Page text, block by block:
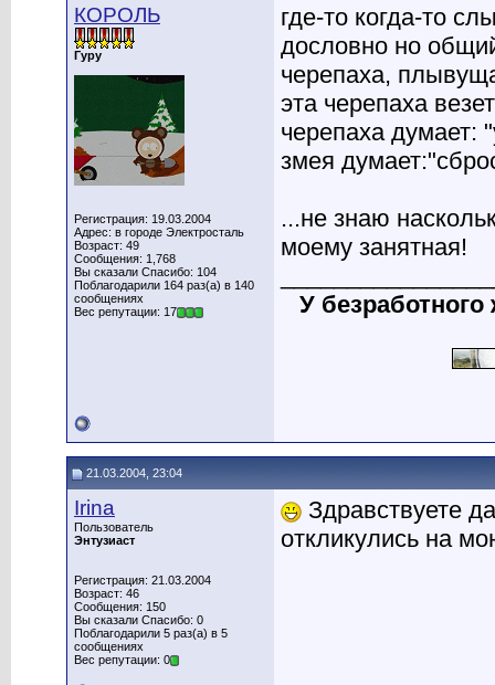
КОРОЛЬ
Гуру
Регистрация: 19.03.2004
Адрес: в городе Электросталь
Возраст: 49
Сообщения: 1,768
Вы сказали Спасибо: 104
Поблагодарили 164 раз(а) в 140
сообщениях
Вес репутации: 17
где-то когда-то
дословно но
черепаха,
эта черепаха
черепаха думает:
змея
...не знаю
моему занятная!
У
21.03.2004, 23:04
Irina
Пользователь
Энтузиаст
Регистрация: 21.03.2004
Возраст: 46
Сообщения: 150
Вы сказали Спасибо: 0
Поблагодарили 5 раз(а) в 5
сообщениях
Вес репутации: 0
Здравствуете
откликулись на